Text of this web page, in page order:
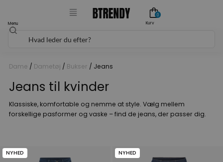
indholdet
Menu
0
Kurv
Dame / Dametøj / Bukser / Jeans
Jeans til kvinder
Klassiske, komfortable og nemme at style. Vælg mellem
forskellige pasformer og vaske – find de jeans, der passer dig.
NYHED NYHED